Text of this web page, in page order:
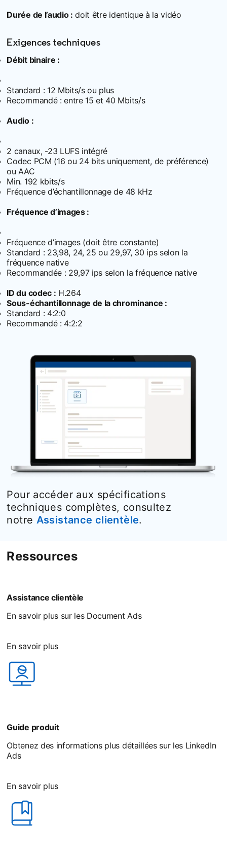
Durée de l’audio : doit être identique à la vidéo
Exigences techniques
Débit binaire :
Standard : 12 Mbits/s ou plus
Recommandé : entre 15 et 40 Mbits/s
Audio :
2 canaux, -23 LUFS intégré
Codec PCM (16 ou 24 bits uniquement, de préférence)
ou AAC
Min. 192 kbits/s
Fréquence d’échantillonnage de 48 kHz
Fréquence d’images :
Fréquence d’images (doit être constante)
Standard : 23,98, 24, 25 ou 29,97, 30 ips selon la
fréquence native
Recommandée : 29,97 ips selon la fréquence native
ID du codec : H.264
Sous-échantillonnage de la chrominance :
Standard : 4:2:0
Recommandé : 4:2:2
Pour accéder aux spécifications
techniques complètes, consultez
notre Assistance clientèleopens in a new
.
Ressources
Assistance clientèle
En savoir plus sur les Document Ads
En savoir plus
Guide produit
Obtenez des informations plus détaillées sur les LinkedIn
Ads
En savoir plus